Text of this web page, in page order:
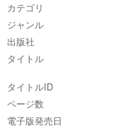
カテゴリ
ジャンル
出版社
タイトル
タイトルID
ページ数
電子版発売日